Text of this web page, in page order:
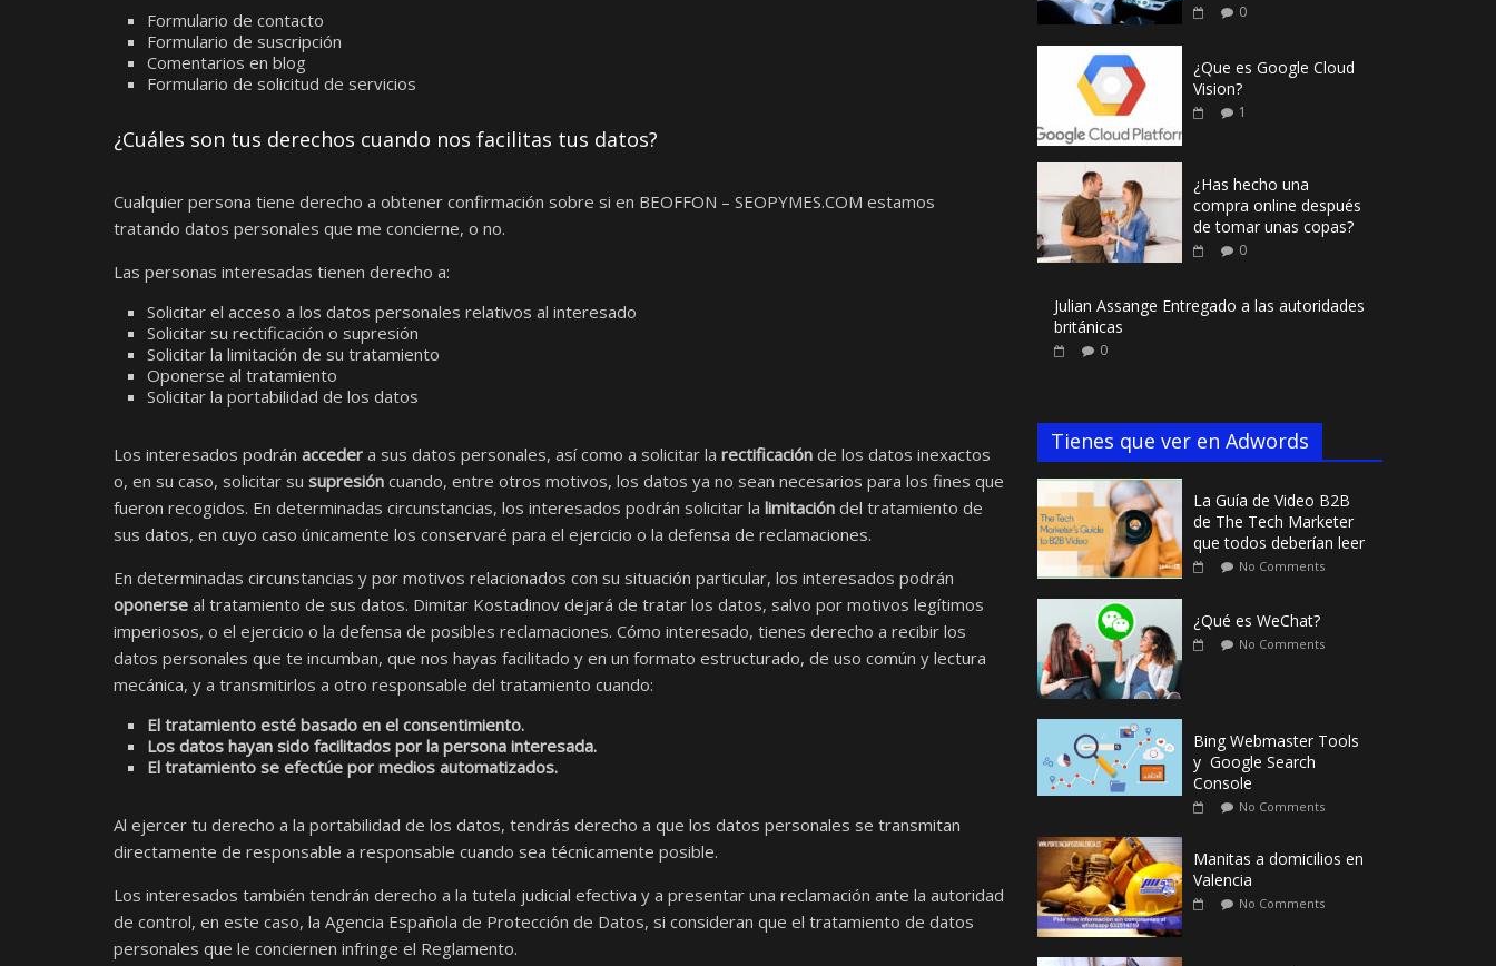
Formulario de contacto
Formulario de suscripción
Comentarios en blog
Formulario de solicitud de servicios
¿Cuáles son tus derechos cuando nos facilitas tus datos?
Cualquier persona tiene derecho a obtener confirmación sobre si en BEOFFON – SEOPYMES.COM estamos
tratando datos personales que me concierne, o no.
Las personas interesadas tienen derecho a:
Solicitar el acceso a los datos personales relativos al interesado
Solicitar su rectificación o supresión
Solicitar la limitación de su tratamiento
Oponerse al tratamiento
Solicitar la portabilidad de los datos
Los interesados podrán acceder a sus datos personales, así como a solicitar la rectificación de los datos inexactos
o, en su caso, solicitar su supresión cuando, entre otros motivos, los datos ya no sean necesarios para los fines que
fueron recogidos. En determinadas circunstancias, los interesados podrán solicitar la limitación del tratamiento de
sus datos, en cuyo caso únicamente los conservaré para el ejercicio o la defensa de reclamaciones.
En determinadas circunstancias y por motivos relacionados con su situación particular, los interesados podrán
oponerse al tratamiento de sus datos. Dimitar Kostadinov dejará de tratar los datos, salvo por motivos legítimos
imperiosos, o el ejercicio o la defensa de posibles reclamaciones. Cómo interesado, tienes derecho a recibir los
datos personales que te incumban, que nos hayas facilitado y en un formato estructurado, de uso común y lectura
mecánica, y a transmitirlos a otro responsable del tratamiento cuando:
El tratamiento esté basado en el consentimiento.
Los datos hayan sido facilitados por la persona interesada.
El tratamiento se efectúe por medios automatizados.
Al ejercer tu derecho a la portabilidad de los datos, tendrás derecho a que los datos personales se transmitan
directamente de responsable a responsable cuando sea técnicamente posible.
Los interesados también tendrán derecho a la tutela judicial efectiva y a presentar una reclamación ante la autoridad
de control, en este caso, la Agencia Española de Protección de Datos, si consideran que el tratamiento de datos
personales que le conciernen infringe el Reglamento.
0
¿Que es Google Cloud
Vision?
1
¿Has hecho una
compra online después
de tomar unas copas?
0
Julian Assange Entregado a las autoridades
británicas
0
Tienes que ver en Adwords
La Guía de Video B2B
de The Tech Marketer
que todos deberían leer
No Comments
¿Qué es WeChat?
No Comments
Bing Webmaster Tools
y Google Search
Console
No Comments
Manitas a domicilios en
Valencia
No Comments